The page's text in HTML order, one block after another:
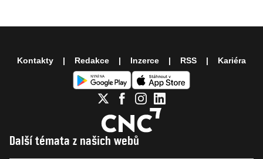
Další témata z našich webů
Kontakty Redakce Inzerce RSS Kariéra